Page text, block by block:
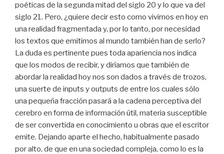
poéticas de la segunda mitad del siglo 20 y lo que va del
siglo 21. Pero, ¿quiere decir esto como vivimos en hoy en
una realidad fragmentada y, por lo tanto, por necesidad
los textos que emitimos al mundo también han de serlo?
La duda es pertinente pues toda apariencia nos indica
que los modos de recibir, y diríamos que también de
abordar la realidad hoy nos son dados a través de trozos,
una suerte de inputs y outputs de entre los cuales sólo
una pequeña fracción pasará a la cadena perceptiva del
cerebro en forma de información útil, materia susceptible
de ser convertida en conocimiento u obras que el escritor
emite. Dejando aparte el hecho, habitualmente pasado
por alto, de que en una sociedad compleja, como lo es la